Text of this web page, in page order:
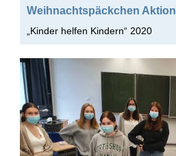
Weihnachtspäckchen Aktion
„Kinder helfen Kindern“ 2020